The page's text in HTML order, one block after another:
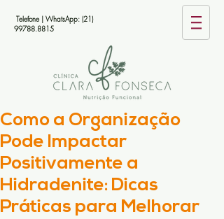
Telefone | WhatsApp: (21)
99788.8815
Como a Organização
Pode Impactar
Positivamente a
Hidradenite: Dicas
Práticas para Melhorar